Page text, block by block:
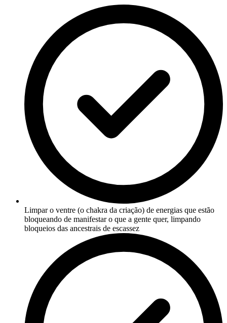
Limpar o ventre (o chakra da criação) de energias que estão
bloqueando de manifestar o que a gente quer, limpando
bloqueios das ancestrais de escassez